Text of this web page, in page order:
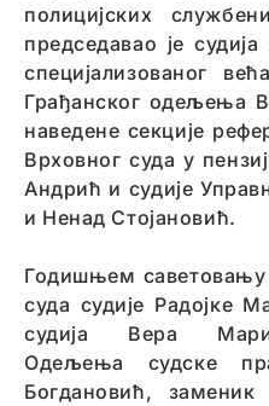
полицијских
председавао је
специјализованог
Грађанског одељења
наведене секције
Врховног суда у
Андрић и судије
и Ненад Стојановић.
Годишњем
суда судије Радојке
судија Вера
Одељења судске
Богдановић, заменик